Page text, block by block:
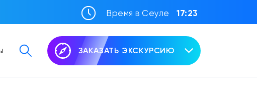
Время в Сеуле 17:23
ЗАКАЗАТЬ ЭКСКУРСИЮ